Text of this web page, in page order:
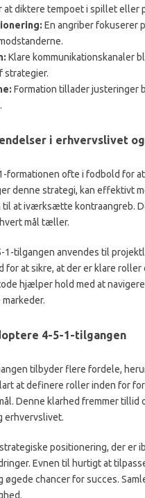
at diktere tempoet i spillet eller
En angriber fokuserer
Klare kommunikationskanaler
strategier.
Formation tillader justeringer
i erhvervslivet
formationen ofte i fodbold for
denne strategi, kan effektivt
at iværksætte kontraangreb.
mål tæller.
1-tilgangen anvendes til
at sikre, at der er klare roller
hjælper hold med at
4-5-1-tilgangen
tilbyder flere fordele,
at definere roller inden for
Denne klarhed fremmer tillid
erhvervslivet.
positionering, der er
Evnen til hurtigt at
øgede chancer for succes.